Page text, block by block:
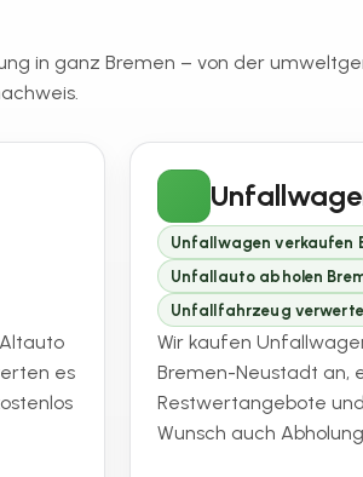
in ganz Bremen – von der
es
Unfallwagen verkaufen
Unfallauto abholen
Unfallfahrzeug
Wir kaufen
Bremen-Neustadt an,
Restwertangebote
Wunsch auch